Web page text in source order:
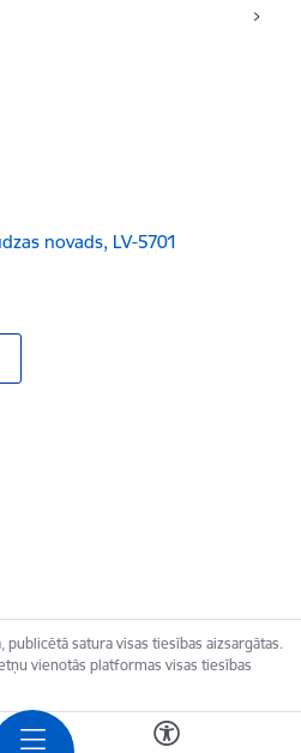
novads, LV-5701
publicētā satura visas tiesības aizsargātas.
vienotās platformas visas tiesības